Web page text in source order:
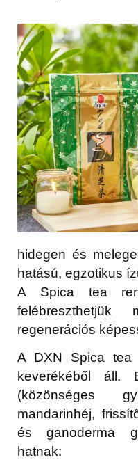
hidegen és
hatású, egzotikus
A Spica tea
felébreszthetjük
regenerációs
A DXN Spica tea
keverékéből áll.
(közönséges
mandarinhéj,
és ganoderma
hatnak: